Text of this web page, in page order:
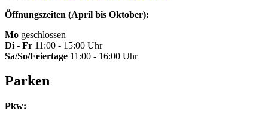
Öffnungszeiten (April bis Oktober):
Mo geschlossen
Di - Fr 11:00 - 15:00 Uhr
Sa/So/Feiertage 11:00 - 16:00 Uhr
Parken
Pkw: